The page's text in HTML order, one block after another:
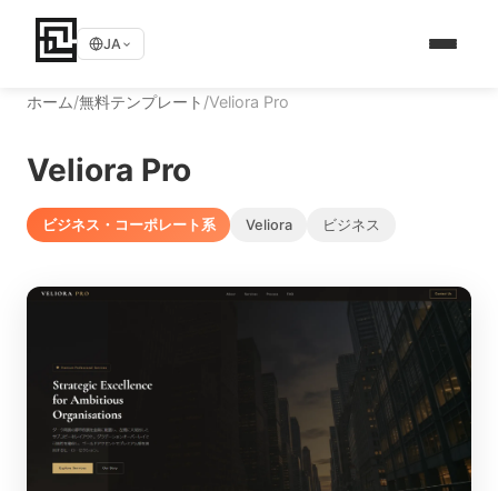
JA
ホーム/無料テンプレート /Veliora Pro
Veliora Pro
ビジネス・コーポレート系 Veliora ビジネス